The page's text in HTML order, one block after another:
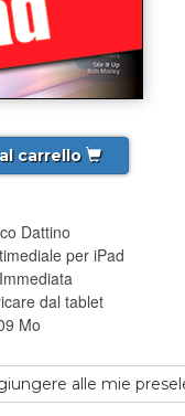
carrello
Dattino
per iPad
Immediata
dal tablet
Mo
alle mie